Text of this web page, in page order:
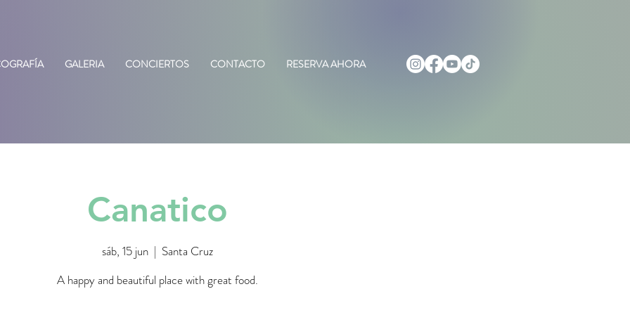
GALERIA CONCIERTOS CONTACTO RESERVA AHORA
Canatico
sáb, 15 jun
  |
Santa Cruz
A happy and beautiful place with great food.